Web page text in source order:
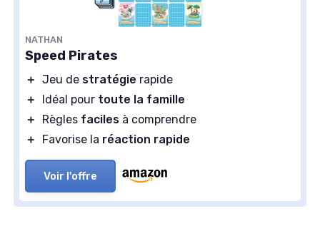
NATHAN
Speed Pirates
＋ Jeu de stratégie rapide
＋
Idéal pour toute la famille
＋
Règles faciles à comprendre
＋
Favorise la réaction rapide
Voir l'offre